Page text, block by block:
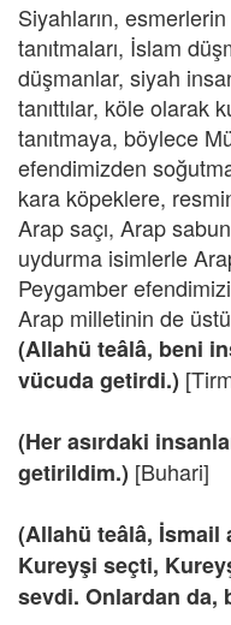
Siyahların,
tanıtmaları, İslam
düşmanlar, siyah
tanıttılar, köle olarak
tanıtmaya, böylece
efendimizden
kara köpeklere,
Arap saçı, Arap
uydurma isimlerle
Peygamber
Arap milletinin de
(Allahü teâlâ, beni
vücuda getirdi.)
(Her asırdaki
getirildim.) [Buhari]
(Allahü teâlâ, İsmail
Kureyşi seçti,
sevdi. Onlardan da,